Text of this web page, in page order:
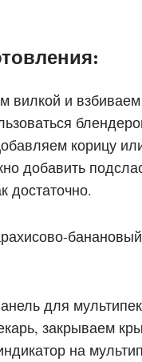
вилкой и
корицу
добавить
достаточно.
для
закрываем
на